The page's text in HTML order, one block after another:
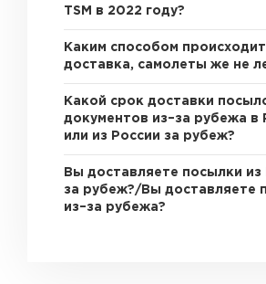
TSM в 2022 году?
Каким способом происходит
доставка, самолеты же не
Какой срок доставки
документов из–за рубежа в
или из России за рубеж?
Вы доставляете посылки из
за рубеж?/Вы доставляете
из–за рубежа?